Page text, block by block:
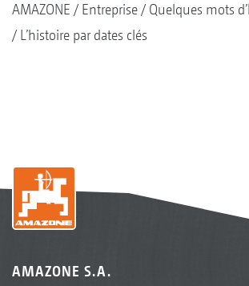
AMAZONE Entreprise
Quelques mots
L’histoire par dates clés
AMAZONE S.A.